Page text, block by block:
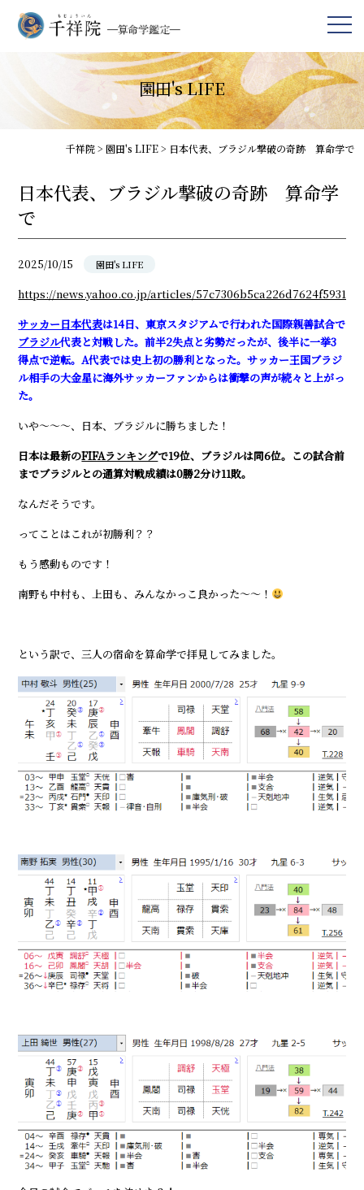
園田's LIFE
千祥院> 園田's LIFE> 日本代表、ブラジル撃破の奇跡 算命学で
日本代表、ブラジル撃破の奇跡 算命学
で
2025/10/15 園田's LIFE
https://news.yahoo.co.jp/articles/
サッカー日本代表は14日、東京スタジアムで行われた国際親善試合で
ブラジル代表と対戦した。前半2失点と劣勢だったが、後半に一挙3
得点で逆転。A代表では史上初の勝利となった。サッカー王国ブラジ
ル相手の大金星に海外サッカーファンからは衝撃の声が続々と上がっ
た。
いや～～～、日本、ブラジルに勝ちました！
日本は最新のFIFAランキングで19位、ブラジルは同6位。この試合前
までブラジルとの通算対戦成績は0勝2分け11敗。
なんだそうです。
ってことはこれが初勝利？？
もう感動ものです！
南野も中村も、上田も、みんなかっこ良かった～～！
という訳で、三人の宿命を算命学で拝見してみました。